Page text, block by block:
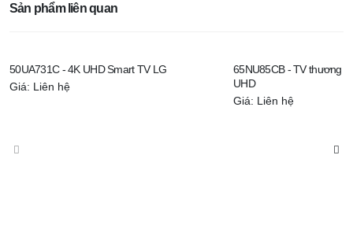
Sản phẩm liên quan
50UA731C - 4K UHD Smart TV LG
Giá: Liên hệ
65NU85CB - TV thương
UHD
Giá: Liên hệ